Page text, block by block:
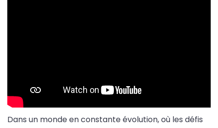
Dans un monde en constante évolution, où les défis